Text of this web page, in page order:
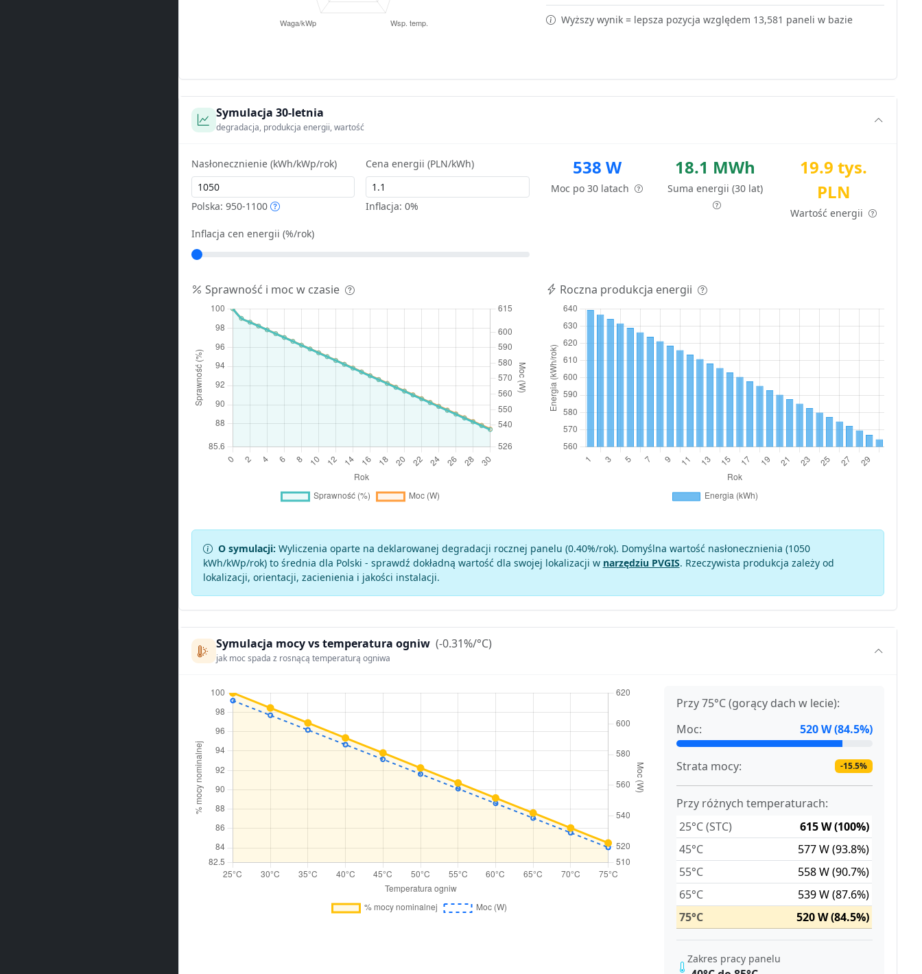
Wyższy wynik = lepsza pozycja względem 13,581 paneli w bazie
Symulacja 30-letnia
degradacja, produkcja energii, wartość
Nasłonecznienie (kWh/kWp/rok)
Polska: 950-1100
Cena energii (PLN/kWh)
Inflacja:0%
Inflacja cen energii (%/rok)
538 W
Moc po 30 latach
18.1 MWh
Suma energii (30 lat)
19.9 tys.
PLN
Wartość energii
Sprawność i moc w czasie Roczna produkcja energii
O symulacji: Wyliczenia oparte na deklarowanej degradacji rocznej panelu (0.40%/rok). Domyślna wartość nasłonecznienia (1050
kWh/kWp/rok) to średnia dla Polski - sprawdź dokładną wartość dla swojej lokalizacji w narzędziu PVGIS. Rzeczywista produkcja zależy od
lokalizacji, orientacji, zacienienia i jakości instalacji.
Symulacja mocy vs temperatura ogniw (-0.31%/°C)
jak moc spada z rosnącą temperaturą ogniwa
Przy 75°C (gorący dach w lecie):
Moc:
520 W (84.5%)
Strata mocy: -15.5%
Przy różnych temperaturach:
25°C (STC)
615 W (100%)
45°C
577 W (93.8%)
55°C
558 W (90.7%)
65°C
539 W (87.6%)
75°C
520 W (84.5%)
Zakres pracy panelu